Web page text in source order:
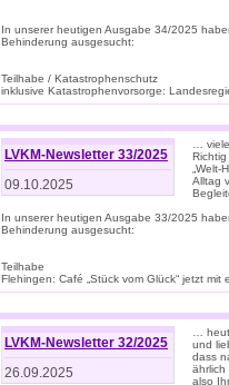
In unserer heutigen Ausgabe 34/2025
Behinderung ausgesucht:
Teilhabe / Katastrophenschutz
inklusive Katastrophenvorsorge:
LVKM-Newsletter 33/2025
09.10.2025
…
Alltag
In unserer heutigen Ausgabe 33/2025
Behinderung ausgesucht:
Teilhabe
Flehingen: Café „Stück vom Glück“ jetzt mit
LVKM-Newsletter 32/2025
26.09.2025
…
und
dass
ährlich
also